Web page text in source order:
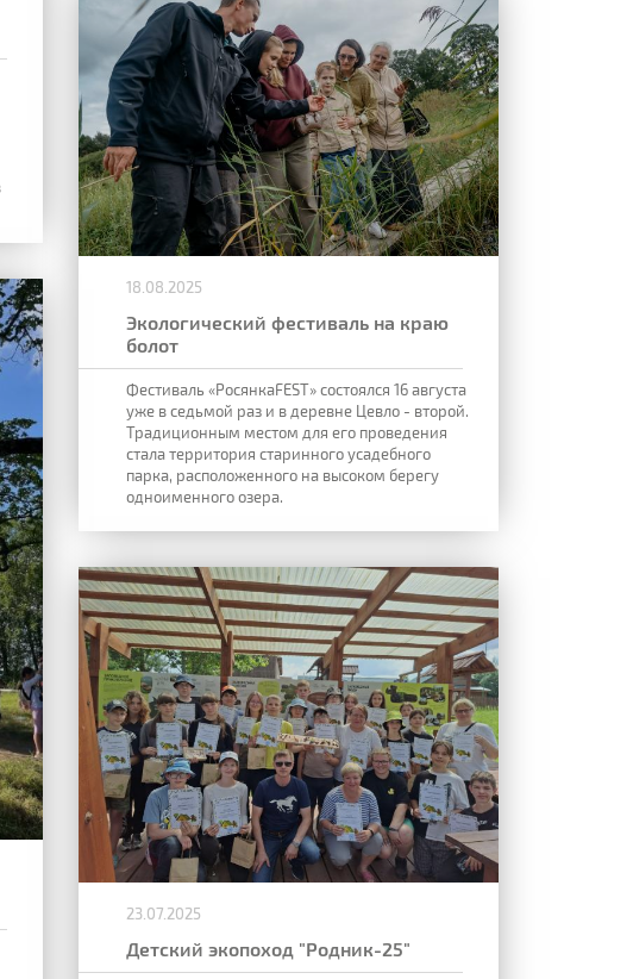
18.08.2025
Экологический фестиваль на краю
болот
Фестиваль «РосянкаFEST» состоялся 16 августа
уже в седьмой раз и в деревне Цевло - второй.
Традиционным местом для его проведения
стала территория старинного усадебного
парка, расположенного на высоком берегу
одноименного озера.
23.07.2025
Детский экопоход "Родник-25"